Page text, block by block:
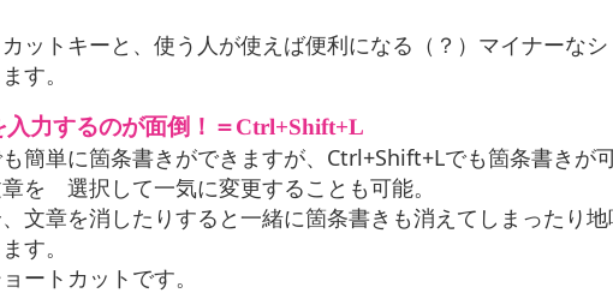
ットキーと、使う人が使えば便利になる（？）マイナーな
す。
力するのが面倒！＝Ctrl+Shift+L
簡単に箇条書きができますが、Ctrl+Shift+Lでも箇条書きが
を 選択して一気に変更することも可能。
文章を消したりすると一緒に箇条書きも消えてしまったり
す。
ートカットです。